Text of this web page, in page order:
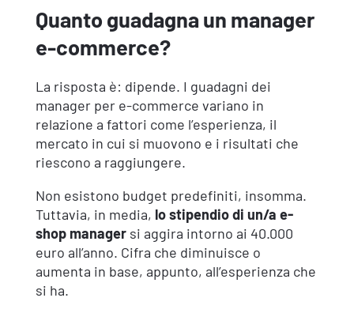
Quanto guadagna un manager
e-commerce?
La risposta è: dipende. I guadagni dei
manager per e-commerce variano in
relazione a fattori come l’esperienza, il
mercato in cui si muovono e i risultati che
riescono a raggiungere.
Non esistono budget predefiniti, insomma.
Tuttavia, in media, lo stipendio di un/a e-
shop manager si aggira intorno ai 40.000
euro all’anno. Cifra che diminuisce o
aumenta in base, appunto, all’esperienza che
si ha.